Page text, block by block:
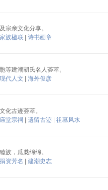
宗亲文化分享。
家族楹联
诗书画章
等建潮胡氏名人荟萃。
现代人文
海外俊彦
化古迹荟萃。
庙堂宗祠 遗留古迹
祖墓风水
族，瓜瓞绵绵。
捐资芳名
建潮史志